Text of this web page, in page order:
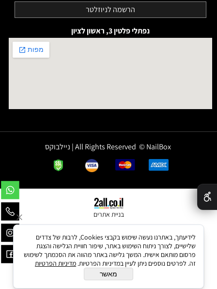
נפתלי פלטין 3, ראשון לציון
All Rights Reserved © NailBox | ניילבוקס
בניית אתרים
לידיעתך, באתרנו נעשה שימוש בקבצי Cookies, לרבות של צדדים
שלישיים, לצורך ניתוח השימוש באתר, שיפור חוויית הגלישה והצגת
פרסום מותאם אישית. המשך גלישה באתר מהווה את הסכמתך לשימוש
זה. לפרטים נוספים ניתן לעיין במדיניות הפרטיות. מדיניות הפרטיות
מאשר